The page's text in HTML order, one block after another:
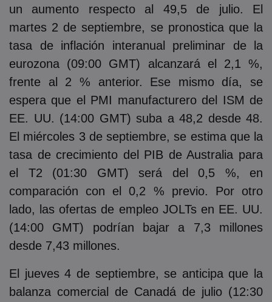
UU. de agosto
5. Viernes 5 de septiembre de 2025: [06:00
GMT] Ventas minoristas intermensuales del
Reino Unido de julio, [12:30 GMT] Nóminas no
agrícolas de EE. UU. de agosto, [12:30 GMT]
Tasa de desempleo de EE. UU. de agosto
un aumento respecto al 49,5 de julio. El
martes 2 de septiembre, se pronostica que la
tasa de inflación interanual preliminar de la
eurozona (09:00 GMT) alcanzará el 2,1 %,
frente al 2 % anterior. Ese mismo día, se
espera que el PMI manufacturero del ISM de
EE. UU. (14:00 GMT) suba a 48,2 desde 48.
El miércoles 3 de septiembre, se estima que la
tasa de crecimiento del PIB de Australia para
el T2 (01:30 GMT) será del 0,5 %, en
comparación con el 0,2 % previo. Por otro
lado, las ofertas de empleo JOLTs en EE. UU.
(14:00 GMT) podrían bajar a 7,3 millones
desde 7,43 millones.‎
El jueves 4 de septiembre, se anticipa que la
balanza comercial de Canadá de julio (12:30